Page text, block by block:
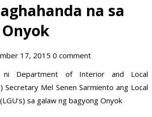
na sa
17, 2015 0 comment
ni Department of Interior and Local
Secretary Mel Senen Sarmiento ang Local
sa galaw ng bagyong Onyok